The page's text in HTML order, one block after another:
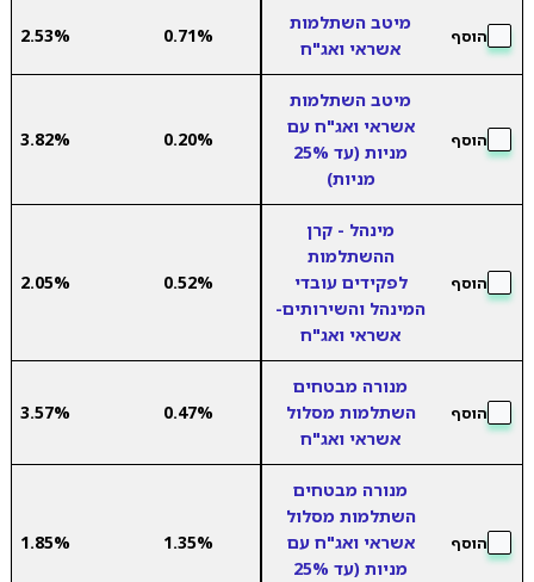
הוסף
מיטב השתלמות
אשראי ואג"ח
0.71%
2.53%
הוסף
מיטב השתלמות
אשראי ואג"ח עם
מניות (עד 25%
מניות)
0.20%
3.82%
הוסף
מינהל - קרן
ההשתלמות
לפקידים עובדי
המינהל והשירותים-
אשראי ואג"ח
0.52%
2.05%
הוסף
מנורה מבטחים
השתלמות מסלול
אשראי ואג"ח
0.47%
3.57%
הוסף
מנורה מבטחים
השתלמות מסלול
אשראי ואג"ח עם
מניות (עד 25%
1.35%
1.85%